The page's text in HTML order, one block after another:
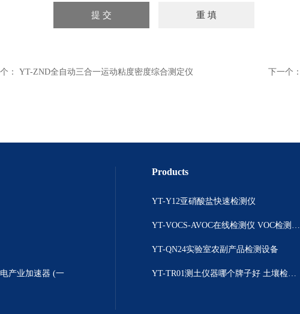
： YT-ZND全自动三合一运动粘度密度综合测定仪 下一个：
产业加速器 (一
Products
YT-Y12亚硝酸盐快速检测仪
YT-VOCS-AVOC在线检测仪 VOC检测仪|TVOC检测仪
YT-QN24实验室农副产品检测设备
YT-TR01测土仪器哪个牌子好 土壤检测仪